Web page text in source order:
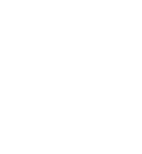
。